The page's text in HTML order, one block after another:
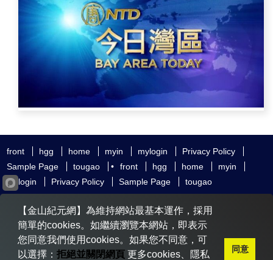
front hgg home myin mylogin
Privacy Policy
Sample Page
tougao • front hgg home
myin
mylogin
Privacy Policy Sample Page tougao
友好鏈接 追查國際 新唐人電視
神韻藝術團
大紀元時報
希望之聲 全球退黨服務中心 明慧網
無界網
【金山紀元網】為維持網站最基本運作，採用
簡單的cookies。如繼續瀏覽本網站，即表示
您同意我們使用cookies。如果您不同意，可
以選擇： 拒絕並關閉網頁更多cookies、隱私 同意